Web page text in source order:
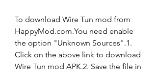
To download Wire Tun mod from
HappyMod.com.You need enable
the option "Unknown Sources".1.
Click on the above link to download
Wire Tun mod APK.2. Save the file in